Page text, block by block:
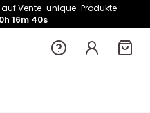
auf Vente-unique-Produkte
16m 40s